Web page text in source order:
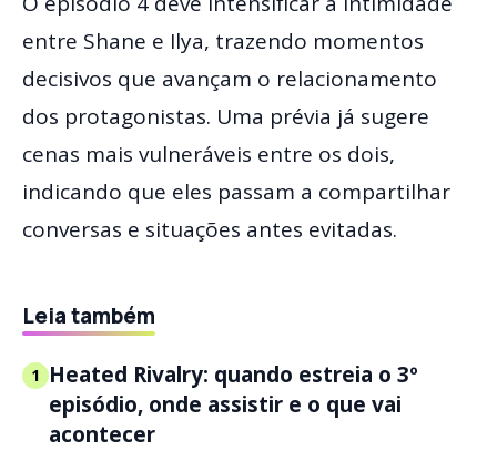
entre Shane e Ilya, trazendo momentos
decisivos que avançam o relacionamento
dos protagonistas. Uma prévia já sugere
cenas mais vulneráveis entre os dois,
indicando que eles passam a compartilhar
conversas e situações antes evitadas.
Leia também
1 Heated Rivalry: quando estreia o 3º
episódio, onde assistir e o que vai
acontecer